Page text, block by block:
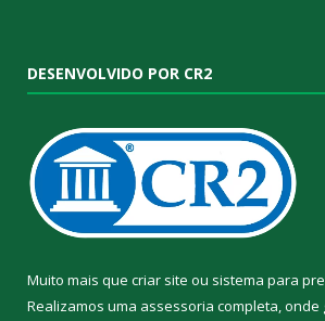
DESENVOLVIDO POR CR2
Muito mais que criar site ou sistema para
Realizamos uma assessoria completa, onde